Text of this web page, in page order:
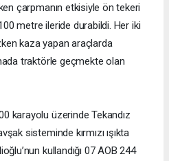
çarpmanın etkisiyle ön tekeri
metre ileride durabildi. Her iki
kaza yapan araçlarda
traktörle geçmekte olan
karayolu üzerinde Tekandız
sisteminde kırmızı ışıkta
kullandığı 07 AOB 244